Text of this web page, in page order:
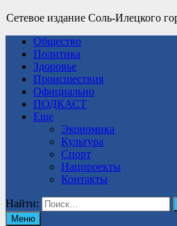
Сетевое издание Соль-Илецкого
Общество
Политика
Здоровье
Происшествия
Официально
ПОДКАСТ
Еще
Экономика
Культура
Спорт
Нацпроекты
Контакты
Найти:
Меню